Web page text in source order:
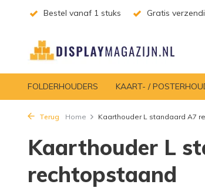
Bestel vanaf 1 stuks Gratis
FOLDERHOUDERS KAART- /
Terug Home Kaarthouder L standaard A7
Kaarthouder L
rechtopstaand